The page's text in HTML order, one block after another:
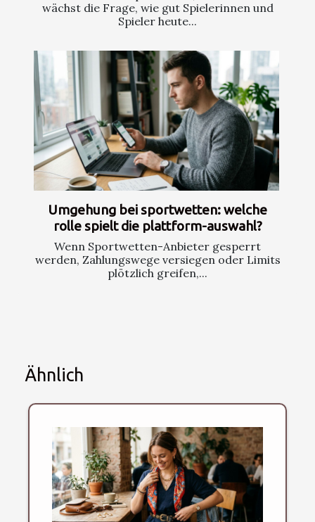
wächst die Frage, wie gut Spielerinnen und
Spieler heute...
Umgehung bei sportwetten: welche
rolle spielt die plattform-auswahl?
Wenn Sportwetten-Anbieter gesperrt
werden, Zahlungswege versiegen oder Limits
plötzlich greifen,...
Ähnlich